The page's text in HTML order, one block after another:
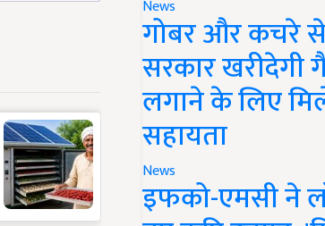
News
गोबर और कचरे
सरकार खरीदेगी
लगाने के लिए
सहायता
News
इफको-एमसी ने